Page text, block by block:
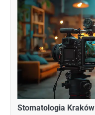
Stomatologia Kraków